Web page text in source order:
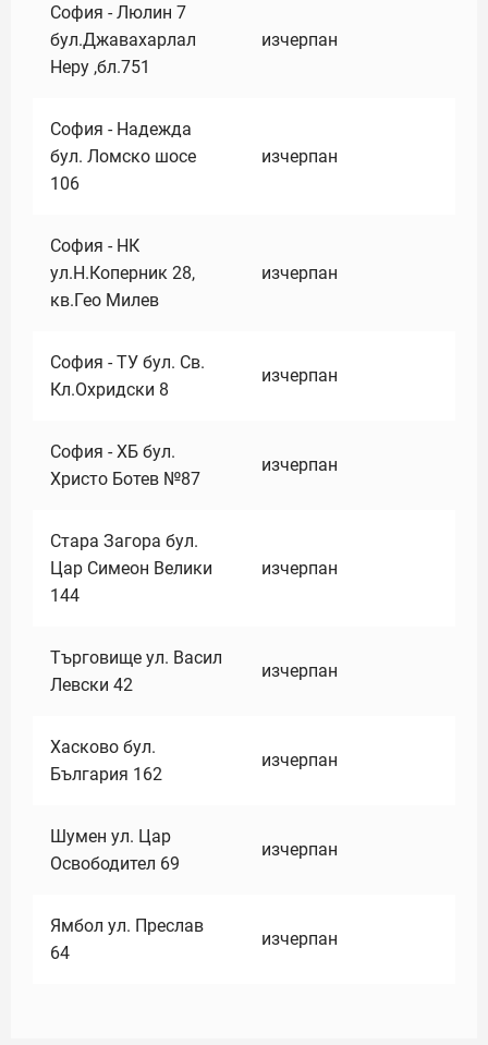
София - Люлин 7
бул.Джавахарлал
Неру ,бл.751
изчерпан
София - Надежда
бул. Ломско шосе
106
изчерпан
София - НК
ул.Н.Коперник 28,
кв.Гео Милев
изчерпан
София - ТУ бул. Св.
Кл.Охридски 8
изчерпан
София - ХБ бул.
Христо Ботев №87
изчерпан
Стара Загора бул.
Цар Симеон Велики
144
изчерпан
Търговище ул. Васил
Левски 42
изчерпан
Хасково бул.
България 162
изчерпан
Шумен ул. Цар
Освободител 69
изчерпан
Ямбол ул. Преслав
64
изчерпан